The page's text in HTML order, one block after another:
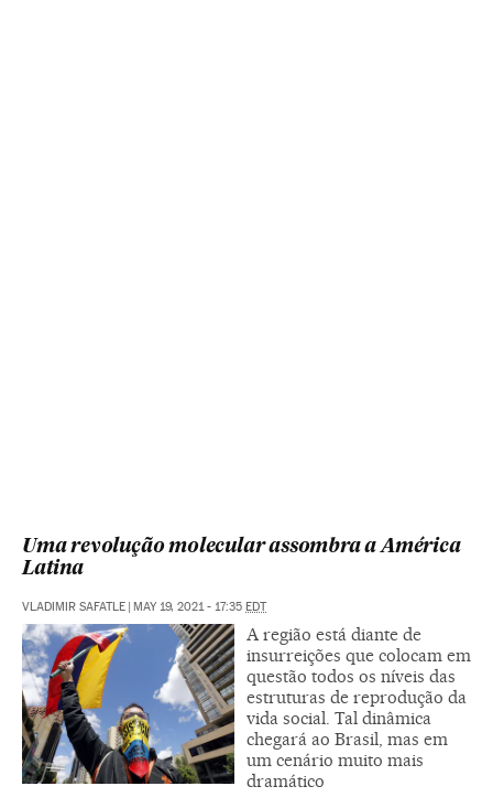
Uma revolução molecular assombra a América
Latina
VLADIMIR SAFATLE | MAY 19, 2021 - 17:35 EDT
A região está diante de
insurreições que colocam em
questão todos os níveis das
estruturas de reprodução da
vida social. Tal dinâmica
chegará ao Brasil, mas em
um cenário muito mais
dramático